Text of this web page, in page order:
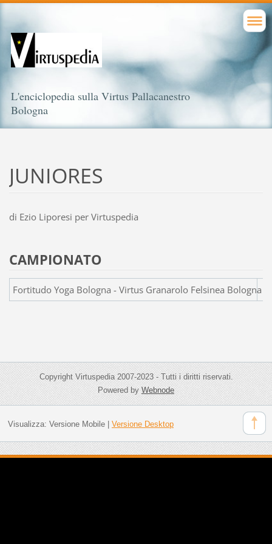
L'enciclopedia sulla Virtus Pallacanestro
Bologna
JUNIORES
di Ezio Liporesi per Virtuspedia
CAMPIONATO
Fortitudo Yoga Bologna - Virtus Granarolo
Copyright Virtuspedia 2007-2023 - Tutti i diritti riservati.
Powered byWebnode
Visualizza: Versione Mobile| Versione Desktop